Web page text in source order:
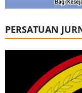
PERSATUAN